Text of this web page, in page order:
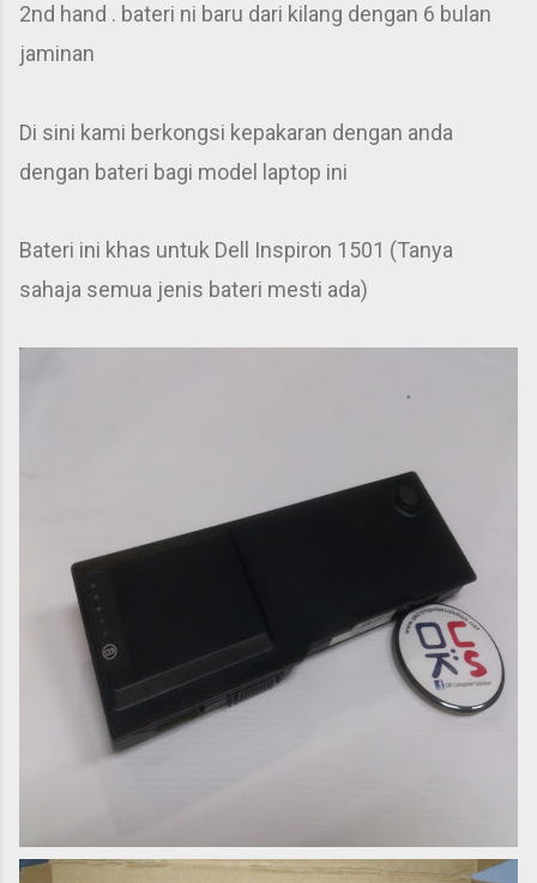
2nd hand . bateri ni baru dari kilang dengan 6 bulan
jaminan
Di sini kami berkongsi kepakaran dengan anda
dengan bateri bagi model laptop ini
Bateri ini khas untuk Dell Inspiron 1501 (Tanya
sahaja semua jenis bateri mesti ada)